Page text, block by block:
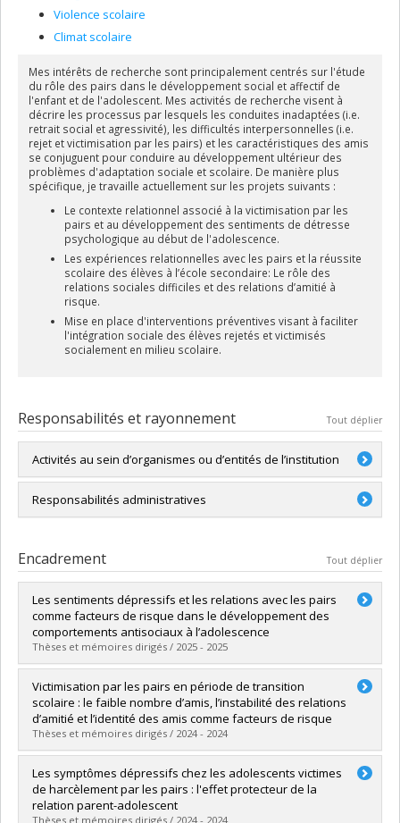
Violence scolaire
Climat scolaire
Mes intérêts de recherche sont principalement centrés sur l'étude
du rôle des pairs dans le développement social et affectif de
l'enfant et de l'adolescent. Mes activités de recherche visent à
décrire les processus par lesquels les conduites inadaptées (i.e.
retrait social et agressivité), les difficultés interpersonnelles (i.e.
rejet et victimisation par les pairs) et les caractéristiques des amis
se conjuguent pour conduire au développement ultérieur des
problèmes d'adaptation sociale et scolaire. De manière plus
spécifique, je travaille actuellement sur les projets suivants :
Le contexte relationnel associé à la victimisation par les
pairs et au développement des sentiments de détresse
psychologique au début de l'adolescence.
Les expériences relationnelles avec les pairs et la réussite
scolaire des élèves à l’école secondaire: Le rôle des
relations sociales difficiles et des relations d’amitié à
risque.
Mise en place d'interventions préventives visant à faciliter
l'intégration sociale des élèves rejetés et victimisés
socialement en milieu scolaire.
Responsabilités et rayonnement Tout déplier
Activités au sein d’organismes ou d’entités de l’institution
Directeur et rédacteur en chef de la Revue de
Responsabilités administratives
Encadrement Tout déplier
Les sentiments dépressifs et les relations avec les pairs
comme facteurs de risque dans le développement des
comportements antisociaux à l’adolescence
Thèses et mémoires dirigés / 2025 - 2025
Diplômé(e) :Gagné-Legault, Guillaume
Cycle :Maîtrise
Diplôme obtenu : M. Sc.
Lien vers le document dans Papyrus
Victimisation par les pairs en période de transition
scolaire : le faible nombre d’amis, l’instabilité des relations
d’amitié et l’identité des amis comme facteurs de risque
Thèses et mémoires dirigés / 2024 - 2024
Diplômé(e) :El-Akhras, Hossein
Cycle :Maîtrise
Diplôme obtenu :M. Sc.
Lien vers le document dans Papyrus
Les symptômes dépressifs chez les adolescents victimes
de harcèlement par les pairs : l'effet protecteur de la
relation parent-adolescent
Thèses et mémoires dirigés / 2024 - 2024